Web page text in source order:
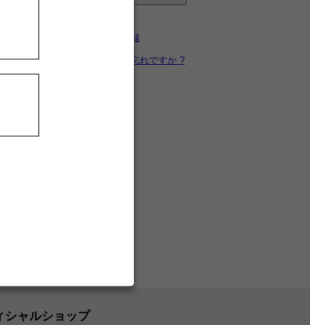
新規ユーザー登録
パスワードをお忘れですか ?
シャルショップ